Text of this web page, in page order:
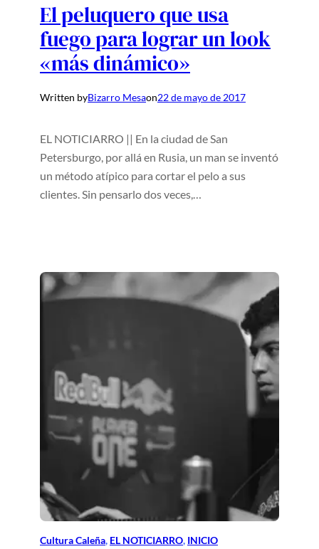
El peluquero que usa
fuego para lograr un look
«más dinámico»
Written byBizarro Mesaon22 de mayo de 2017
EL NOTICIARRO || En la ciudad de San
Petersburgo, por allá en Rusia, un man se inventó
un método atípico para cortar el pelo a sus
clientes. Sin pensarlo dos veces,…
Cultura Caleña, EL NOTICIARRO, INICIO